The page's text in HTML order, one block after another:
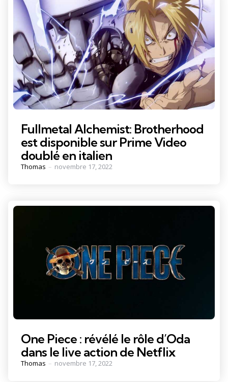
Fullmetal Alchemist: Brotherhood
est disponible sur Prime Video
doublé en italien
Posted
Thomas novembre 17, 2022
One Piece : révélé le rôle d’Oda
dans le live action de Netflix
Posted
Thomas novembre 17, 2022